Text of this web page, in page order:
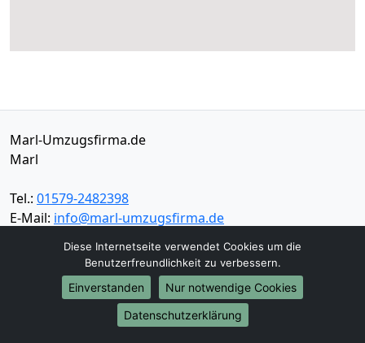
Marl-Umzugsfirma.de
Marl
Tel.: 01579-2482398
E-Mail: info@marl-umzugsfirma.de
Öffnungszeiten:Mo - Sa: 08:30 - 16:00 Uhr
Impressum
Diese Internetseite verwendet Cookies um die
Benutzerfreundlichkeit zu verbessern.
Einverstanden
Nur notwendige Cookies
Datenschutzerklärung